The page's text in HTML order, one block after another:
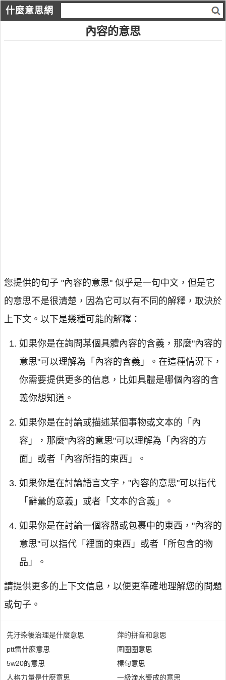
什麼意思網
內容的意思
您提供的句子 "內容的意思" 似乎是一句中文，但是它
的意思不是很清楚，因為它可以有不同的解釋，取決於
上下文。以下是幾種可能的解釋：
如果你是在詢問某個具體內容的含義，那麼"內容的
意思"可以理解為「內容的含義」。在這種情況下，
你需要提供更多的信息，比如具體是哪個內容的含
義你想知道。
如果你是在討論或描述某個事物或文本的「內
容」，那麼"內容的意思"可以理解為「內容的方
面」或者「內容所指的東西」。
如果你是在討論語言文字，"內容的意思"可以指代
「辭彙的意義」或者「文本的含義」。
如果你是在討論一個容器或包裹中的東西，"內容的
意思"可以指代「裡面的東西」或者「所包含的物
品」。
請提供更多的上下文信息，以便更準確地理解您的問題
或句子。
先汙染後治理是什麼意思
ptt雷什麼意思
5w20的意思
人格力量是什麼意思
萍的拼音和意思
圍圈圈意思
標句意思
一級淹水警戒的意思